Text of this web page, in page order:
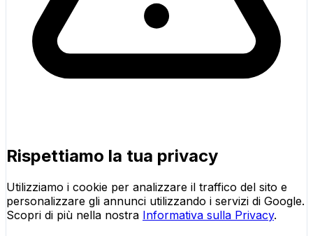
Rispettiamo la tua privacy
Utilizziamo i cookie per analizzare il traffico del sito e
personalizzare gli annunci utilizzando i servizi di Google.
Scopri di più nella nostra Informativa sulla Privacy.